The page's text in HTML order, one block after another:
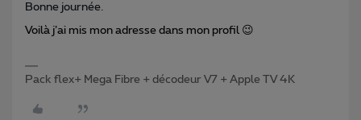
Bonne journée.
Voilà j’ai mis mon adresse dans mon profil 😉
Pack flex+ Mega Fibre + décodeur V7 + Apple TV 4K